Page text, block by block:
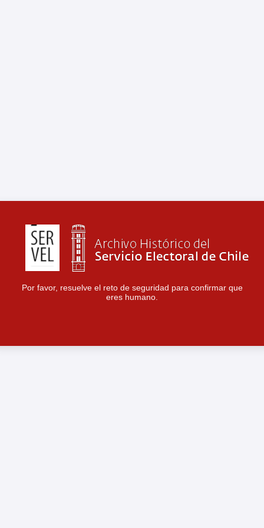
Por favor, resuelve el reto de seguridad para confirmar que
eres humano.